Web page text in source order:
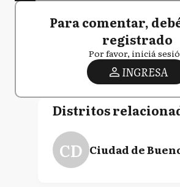
Para comentar,
registrado
Por favor, iniciá
INGRESA
Distritos
CD Ciudad de